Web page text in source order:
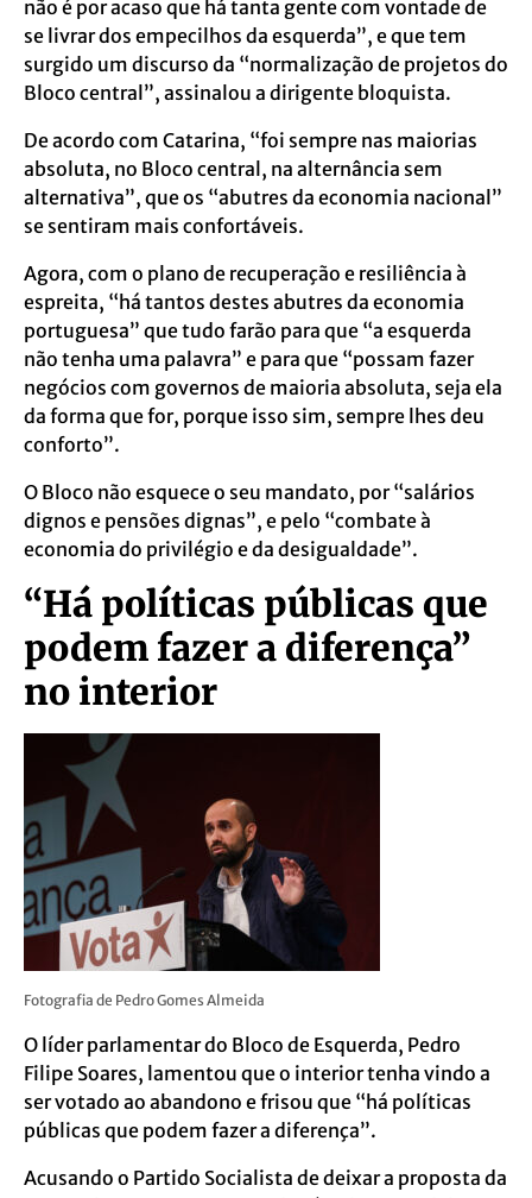
não é por acaso que há tanta gente com vontade de
se livrar dos empecilhos da esquerda”, e que tem
surgido um discurso da “normalização de projetos do
Bloco central”, assinalou a dirigente bloquista.
De acordo com Catarina, “foi sempre nas maiorias
absoluta, no Bloco central, na alternância sem
alternativa”, que os “abutres da economia nacional”
se sentiram mais confortáveis.
Agora, com o plano de recuperação e resiliência à
espreita, “há tantos destes abutres da economia
portuguesa” que tudo farão para que “a esquerda
não tenha uma palavra” e para que “possam fazer
negócios com governos de maioria absoluta, seja ela
da forma que for, porque isso sim, sempre lhes deu
conforto”.
O Bloco não esquece o seu mandato, por “salários
dignos e pensões dignas”, e pelo “combate à
economia do privilégio e da desigualdade”.
“Há políticas públicas que
podem fazer a diferença”
no interior
Fotografia de Pedro Gomes Almeida
O líder parlamentar do Bloco de Esquerda, Pedro
Filipe Soares, lamentou que o interior tenha vindo a
ser votado ao abandono e frisou que “há políticas
públicas que podem fazer a diferença”.
Acusando o Partido Socialista de deixar a proposta da